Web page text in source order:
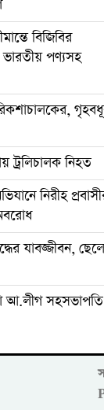
বিজিবির
ভারতীয় পণ্যসহ
ট্রলিচালক নিহত
নিরীহ
যাবজ্জীবন, ছেলে
আ.লীগ সহসভাপতি